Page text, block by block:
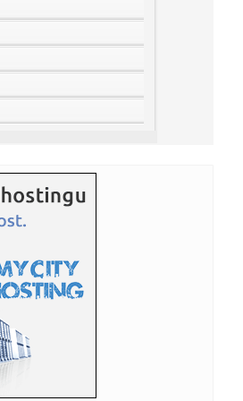
Peugeot obećao 7 modela do 2030.
tragedije: 141 migrant poginuo u
napada finale EP
od čoveka koji je dao ime
EV
iz kupatila: Gradonačelnik video
Kosova propao transfer karijere u